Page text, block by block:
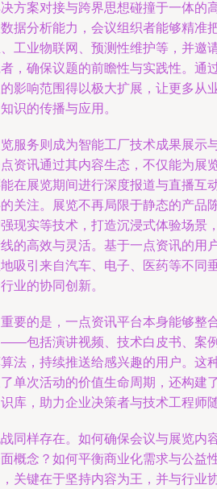
方案对接与跨界思想碰撞于一体的
据分析能力，会议组织者能够精准
工业物联网、预测性维护等，并邀
，确保议题的前瞻性与实践性。通
影响范围得以极大扩展，让更多从
识的传播与应用。
服务则成为智能工厂技术成果展示
资讯通过其内容生态，不仅能为展
在展览期间进行深度报道与直播互
关注。展览不再局限于静态的产品
现实等技术，打造沉浸式体验场景
的高效与灵活。基于一点资讯的用
吸引来自汽车、电子、医药等不同
业的协同创新。
要的是，一点资讯平台本身能够整
包括演讲视频、技术白皮书、案
法，持续推送给感兴趣的用户。这
单次活动的价值生命周期，还构建
库，助力企业决策者与技术工程师
同样存在。如何确保会议与展览内
概念？如何平衡商业化需求与公益
关键在于坚持内容为王，并与行业